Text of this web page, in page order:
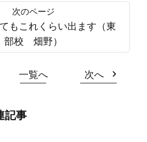
もこれくらい出ます（東
部校 畑野）
一覧へ 次へ
記事